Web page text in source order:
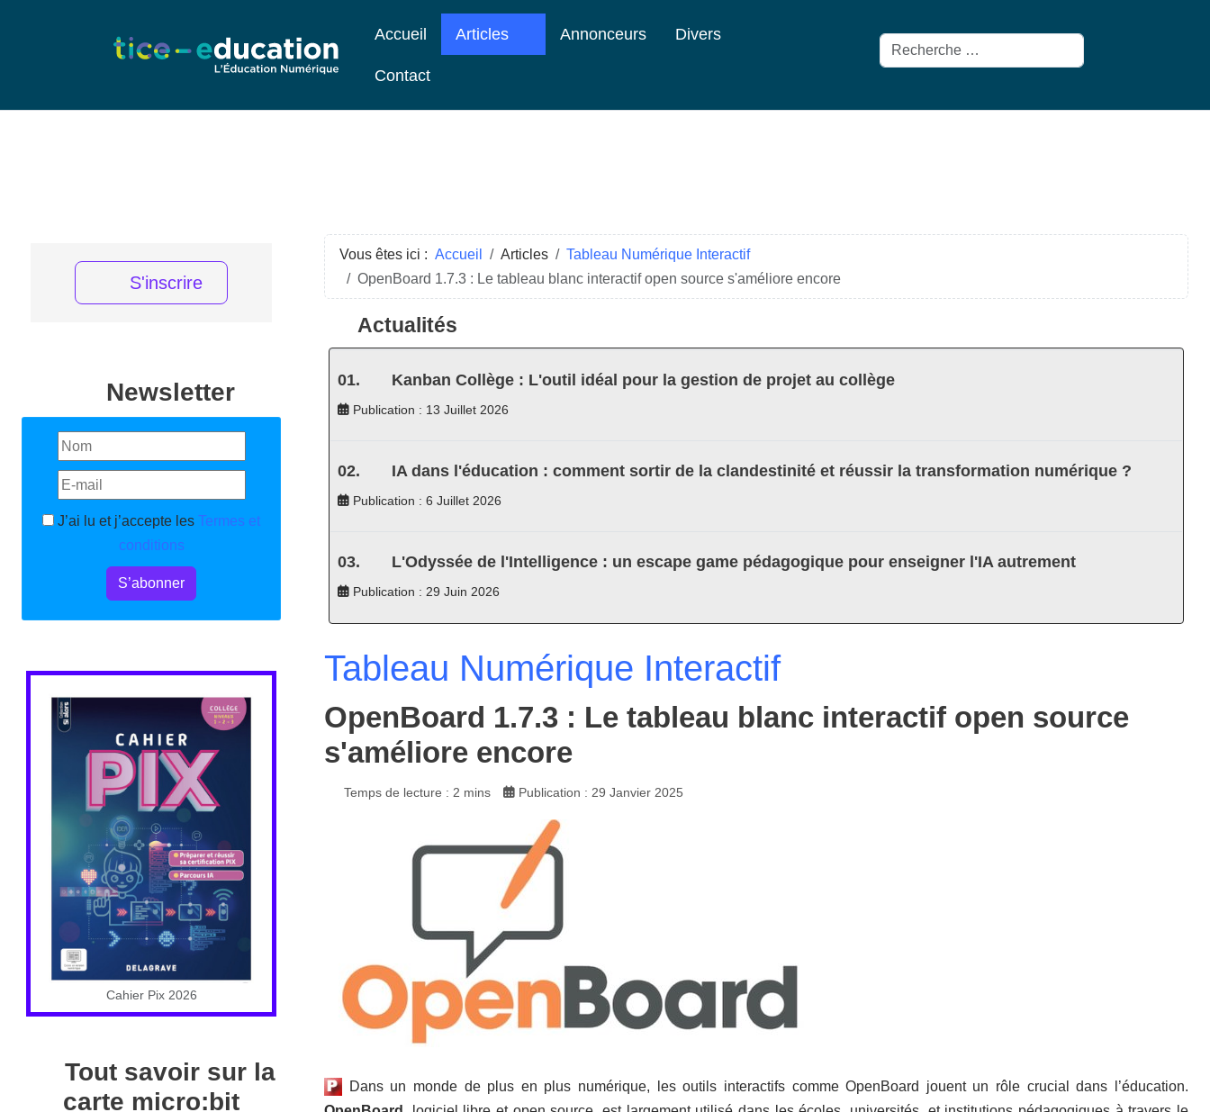
Accueil Articles Annonceurs Divers
Contact
Rechercher
S'inscrire
Newsletter
J’ai lu et j’accepte les Termes et
conditions
S’abonner
Cahier Pix 2026
Tout savoir sur la
carte micro:bit
Vous êtes ici : Accueil Articles
Tableau Numérique Interactif
OpenBoard 1.7.3 : Le tableau blanc interactif open source s'améliore encore
Actualités
Kanban Collège : L'outil idéal pour la gestion de projet au collège
Publication : 13 Juillet 2026
IA dans l'éducation : comment sortir de la clandestinité et réussir la transformation numérique ?
Publication : 6 Juillet 2026
L'Odyssée de l'Intelligence : un escape game pédagogique pour enseigner l'IA autrement
Publication : 29 Juin 2026
Tableau Numérique Interactif
OpenBoard 1.7.3 : Le tableau blanc interactif open source
s'améliore encore
Temps de lecture : 2 mins Publication : 29 Janvier 2025
Dans un monde de plus en plus numérique, les outils interactifs comme OpenBoard jouent un rôle crucial dans l’éducation.